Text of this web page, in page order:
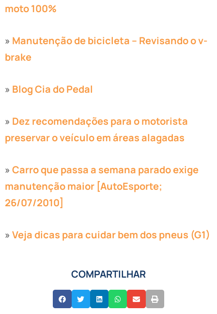
moto 100%
» Manutenção de bicicleta – Revisando o v-
brake
» Blog Cia do Pedal
» Dez recomendações para o motorista
preservar o veículo em áreas alagadas
» Carro que passa a semana parado exige
manutenção maior [AutoEsporte;
26/07/2010]
» Veja dicas para cuidar bem dos pneus (G1)
COMPARTILHAR